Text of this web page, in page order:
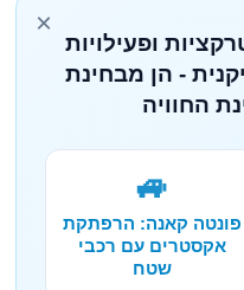
×
ופעילויות
- הן מבחינת
החוויה
🚙
פונטה קאנה: הרפתקת
אקסטרים עם רכבי
שטח